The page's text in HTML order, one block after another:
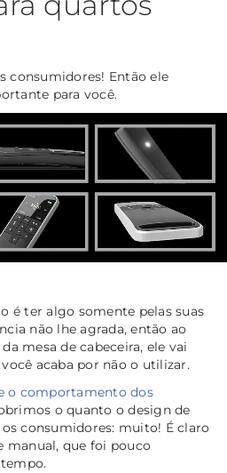
consumidores! Então ele
para você.
é ter algo somente pelas suas
não lhe agrada, então ao
mesa de cabeceira, ele vai
acaba por não o utilizar.
o comportamento dos
o quanto o design de
consumidores: muito! É claro
manual, que foi pouco